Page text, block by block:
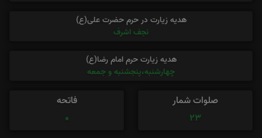
هدیه زیارت در حرم حضرت علی(ع)
نجف اشرف
هدیه زیارت حرم امام رضا(ع)
چهارشنبه،پنجشنبه و جمعه
صلوات شمار
23
فاتحه
0